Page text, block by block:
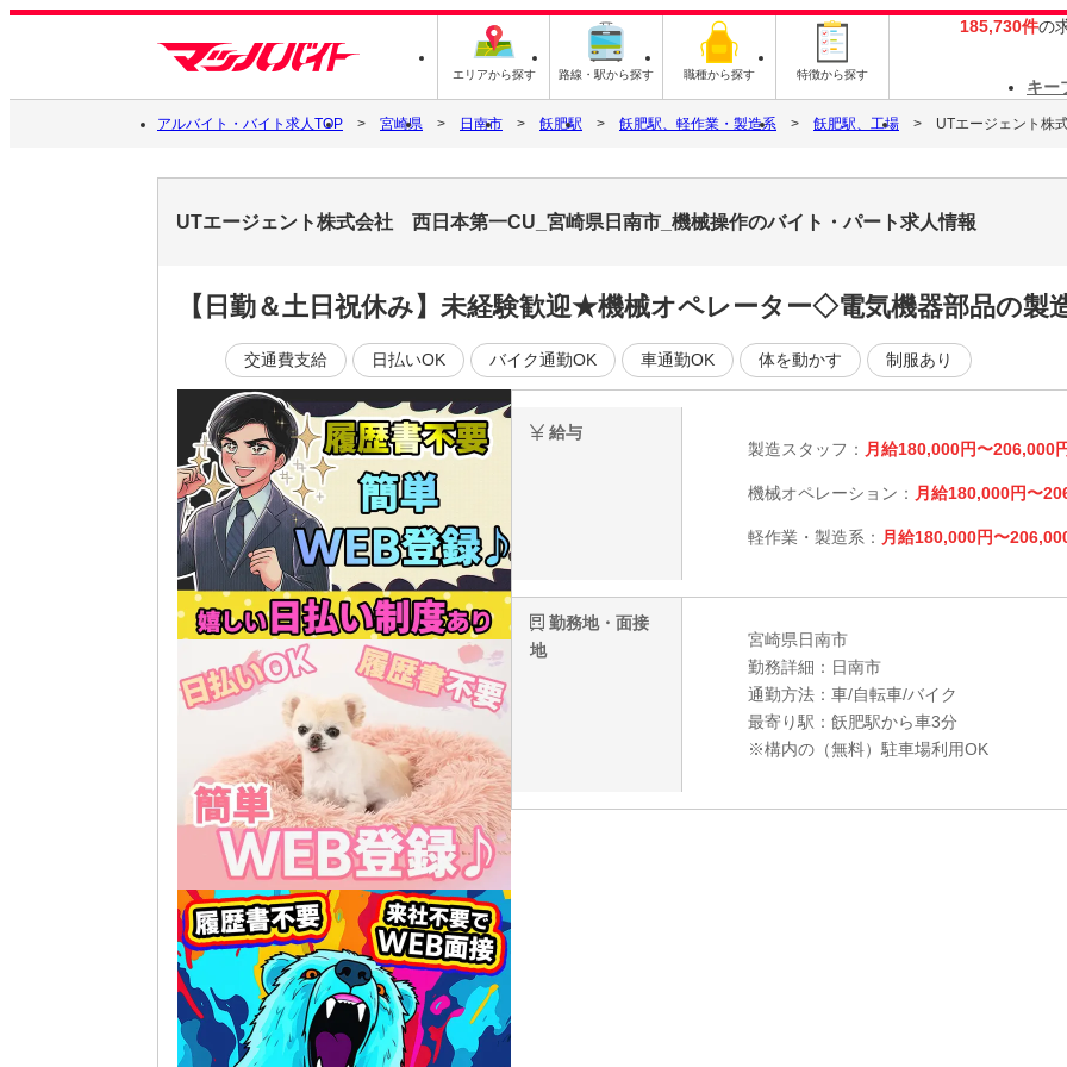
エリアから探す 路線・駅から探す 職種から探す 特徴から探す
185,730件の
キー
アルバイト・バイト求人TOP 宮崎県 日南市 飫肥駅 飫肥駅、軽作業・製造系 飫肥駅、工場 UTエージェント株
UTエージェント株式会社 西日本第一CU_宮崎県日南市_機械操作のバイト・パート求人情報
【日勤＆土日祝休み】未経験歓迎★機械オペレーター◇電気機器部品の
交通費支給 日払いOK バイク通勤OK 車通勤OK 体を動かす 制服あり
給与
製造スタッフ： 月給180,000円〜206,000
機械オペレーション： 月給180,000円〜
軽作業・製造系： 月給180,000円〜
勤務地・面接
地
宮崎県日南市
勤務詳細：日南市
通勤方法：車/自転車/バイク
最寄り駅：飫肥駅から車3分
※構内の（無料）駐車場利用OK